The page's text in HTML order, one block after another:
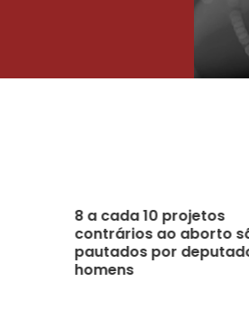
8 a cada 10 projetos
contrários ao aborto
pautados por
homens